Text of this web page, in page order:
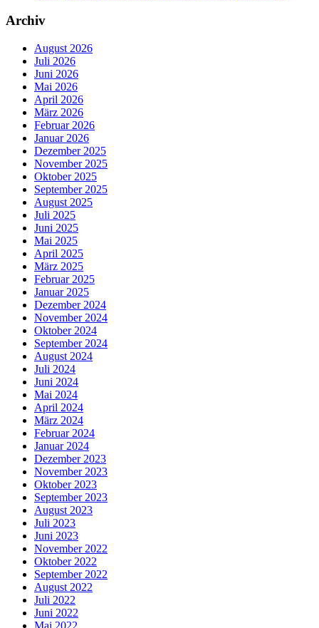
Archiv
August 2026
Juli 2026
Juni 2026
Mai 2026
April 2026
März 2026
Februar 2026
Januar 2026
Dezember 2025
November 2025
Oktober 2025
September 2025
August 2025
Juli 2025
Juni 2025
Mai 2025
April 2025
März 2025
Februar 2025
Januar 2025
Dezember 2024
November 2024
Oktober 2024
September 2024
August 2024
Juli 2024
Juni 2024
Mai 2024
April 2024
März 2024
Februar 2024
Januar 2024
Dezember 2023
November 2023
Oktober 2023
September 2023
August 2023
Juli 2023
Juni 2023
November 2022
Oktober 2022
September 2022
August 2022
Juli 2022
Juni 2022
Mai 2022